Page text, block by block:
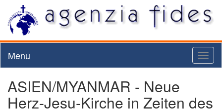
Menu
ASIEN/MYANMAR - Neue
Herz-Jesu-Kirche in Zeiten des